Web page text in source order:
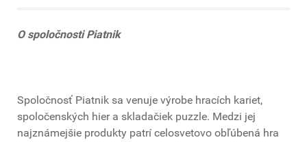
O spoločnosti Piatnik
Spoločnosť Piatnik sa venuje výrobe hracích kariet,
spoločenských hier a skladačiek puzzle. Medzi jej
najznámejšie produkty patrí celosvetovo obľúbená hra